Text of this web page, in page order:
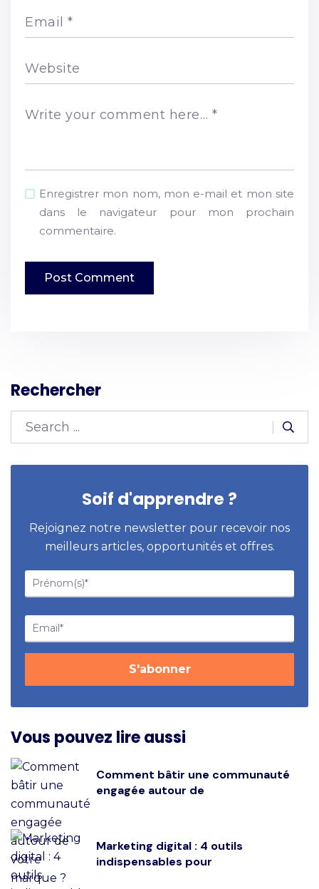
Email *
Website
Write your comment here… *
Enregistrer mon nom, mon e-mail et mon site
dans le navigateur pour mon prochain
commentaire.
Rechercher
Soif d'apprendre ?
Rejoignez notre newsletter pour recevoir nos
meilleurs articles, opportunités et offres.
Vous pouvez lire aussi
Comment bâtir une communauté
engagée autour de
Marketing digital : 4 outils
indispensables pour